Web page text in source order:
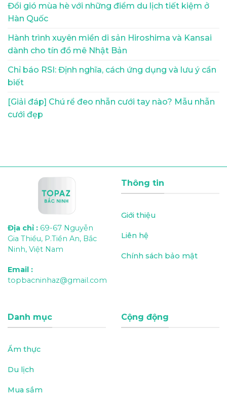
Đổi gió mùa hè với những điểm du lịch tiết kiệm ở
Hàn Quốc
Hành trình xuyên miền di sản Hiroshima và Kansai
dành cho tín đồ mê Nhật Bản
Chỉ báo RSI: Định nghĩa, cách ứng dụng và lưu ý cần
biết
[Giải đáp] Chú rể đeo nhẫn cưới tay nào? Mẫu nhẫn
cưới đẹp
Địa chỉ : 69-67 Nguyễn
Gia Thiều, P.Tiền An, Bắc
Ninh, Việt Nam
Email :
topbacninhaz@gmail.com
Thông tin
Giới thiệu
Liên hệ
Chính sách bảo mật
Danh mục
Ẩm thực
Du lịch
Mua sắm
Cộng động